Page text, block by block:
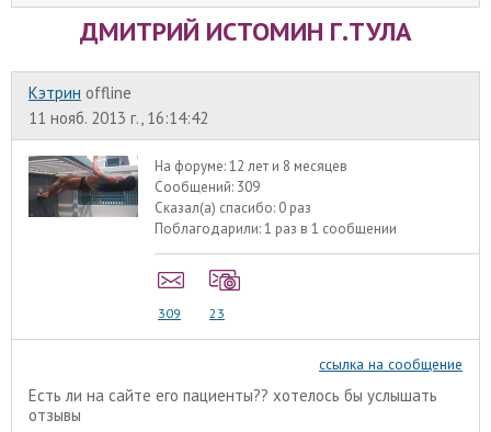
ДМИТРИЙ ИСТОМИН Г.ТУЛА
Кэтрин offline
11 нояб. 2013 г., 16:14:42
На форуме:12 лет и 8 месяцев
Сообщений: 309
Сказал(а) спасибо: 0 раз
Поблагодарили:1 раз в 1 сообщении
309 23
ссылка на сообщение
Есть ли на сайте его пациенты?? хотелось бы услышать
отзывы